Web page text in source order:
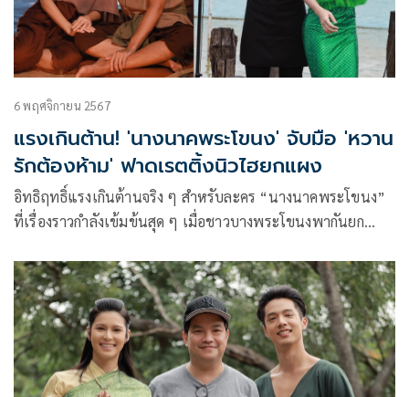
6 พฤศจิกายน 2567
แรงเกินต้าน! 'นางนาคพระโขนง' จับมือ 'หวาน
รักต้องห้าม' ฟาดเรตติ้งนิวไฮยกแผง
อิทธิฤทธิ์แรงเกินต้านจริง ๆ สำหรับละคร “นางนาคพระโขนง”
ที่เรื่องราวกำลังเข้มข้นสุด ๆ เมื่อชาวบางพระโขนงพากันยก
เรียกว่าขนหมอผีมาทั้งประเทศ แถมยังหลากหลายเชื้อชาติอีก
ด้วย! งานนี้นางนาคไม่ยอมอยู่เฉย จัดการกับผู้รุกรานและคนที่มา
ทำร้ายพี่มาก (จ็อบ ธัชพล) จนขวัญกระเจิงกันไปเลย! ความเฮี้ยน
ของนางนาคเป็นที่เลื่องลือไปทั่ว